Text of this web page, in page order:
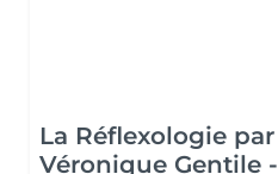
La Réflexologie par
Véronique Gentile -